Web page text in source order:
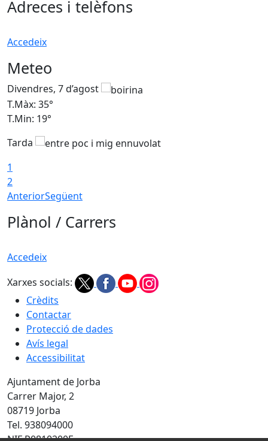
Adreces i telèfons
Accedeix
Meteo
Divendres, 7 d’agost
T.Màx: 35°
T.Min: 19°
Tarda
1
2
AnteriorSegüent
Plànol / Carrers
Accedeix
Xarxes socials:
Crèdits
Contactar
Protecció de dades
Avís legal
Accessibilitat
Ajuntament de Jorba
Carrer Major, 2
08719 Jorba
Tel. 938094000